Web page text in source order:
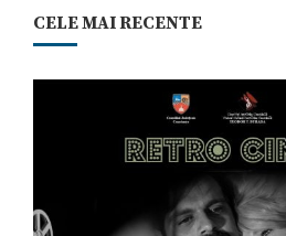
CELE MAI RECENTE